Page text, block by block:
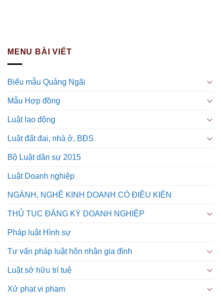
MENU BÀI VIẾT
Biểu mẫu Quảng Ngãi
Mẫu Hợp đồng
Luật lao động
Luật đất đai, nhà ở, BĐS
Bộ Luật dân sự 2015
Luật Doanh nghiệp
NGÀNH, NGHỀ KINH DOANH CÓ ĐIỀU KIỆN
THỦ TỤC ĐĂNG KÝ DOANH NGHIỆP
Pháp luật Hình sự
Tư vấn pháp luật hôn nhân gia đình
Luật sở hữu trí tuệ
Xử phạt vi phạm